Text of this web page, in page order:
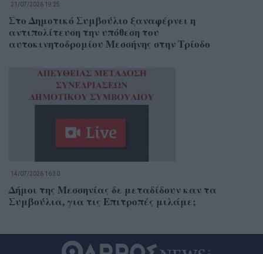
21/07/2026 19:25
Στο Δημοτικό Συμβούλιο ξαναφέρνει η
αντιπολίτευση την υπόθεση του
αυτοκινητοδρομίου Μεσσήνης στην Τρίοδο
14/07/2026 16:30
Δήμοι της Μεσσηνίας δε μεταδίδουν καν τα
Συμβούλια, για τις Επιτροπές μιλάμε;